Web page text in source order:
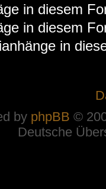
in diesem
in diesem
in
by phpBB ©
Deutsche